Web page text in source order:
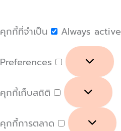
คุกกี้ที่จำเป็น Always active
Preferences
คุกกี้เก็บสถิติ
คุกกี้การตลาด